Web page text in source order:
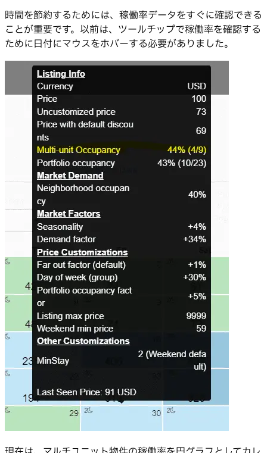
時間を節約するためには、稼働率データをすぐに確認できる
ことが重要です。以前は、ツールチップで稼働率を確認する
ために日付にマウスをホバーする必要がありました。